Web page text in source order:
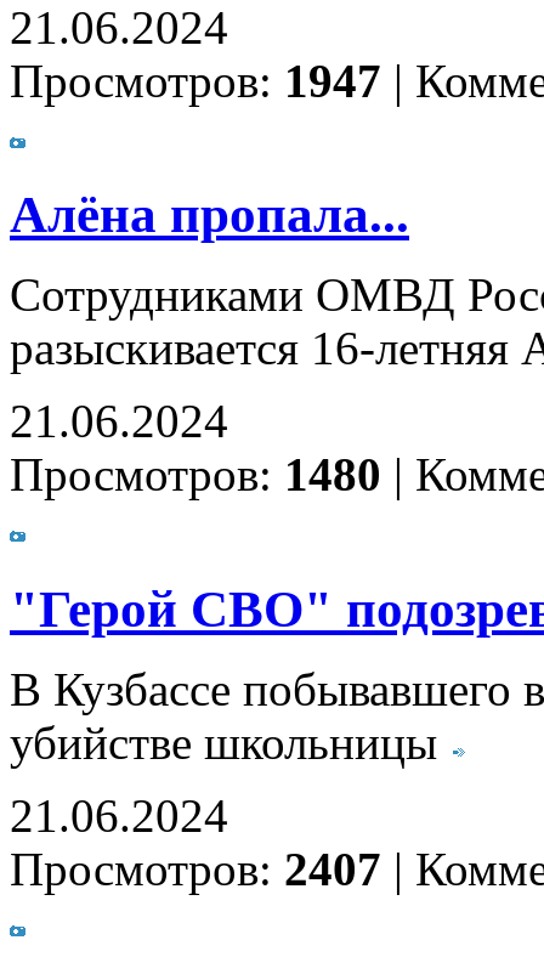
21.06.2024
Просмотров: 1947 |
Алёна пропала...
Сотрудниками ОМВД
разыскивается 16-
21.06.2024
Просмотров: 1480 |
"Герой СВО"
В Кузбассе побывавшего
убийстве школьницы
21.06.2024
Просмотров: 2407 |